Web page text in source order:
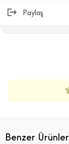
Paylaş
Benzer Ürünler